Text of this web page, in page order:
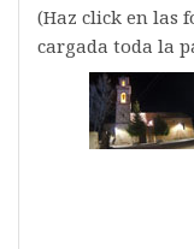
(Haz click en las
cargada toda la